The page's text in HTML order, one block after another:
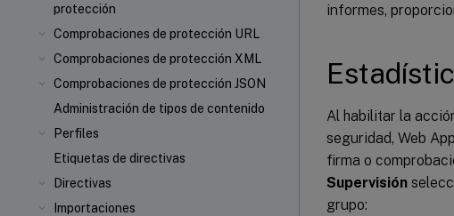
protección
Comprobaciones de protección URL
Comprobaciones de protección XML
Comprobaciones de protección JSON
Administración de tipos de contenido
Perfiles
Etiquetas de directivas
Directivas
Importaciones
informes,
Al habilitar la
seguridad, Web
firma o
Supervisión
grupo: